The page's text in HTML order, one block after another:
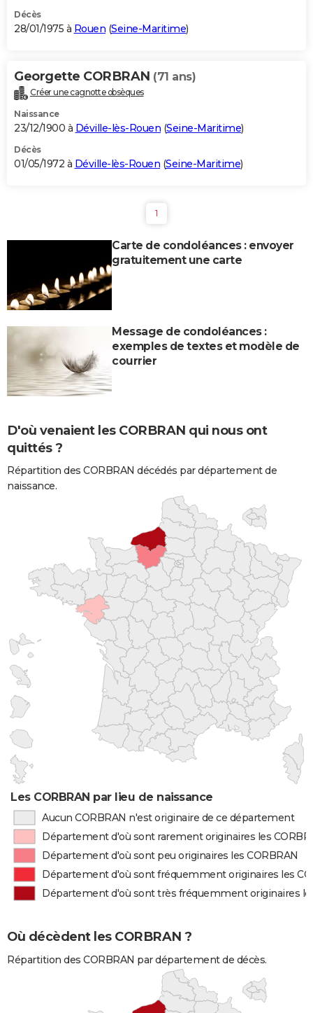
Décès
28/01/1975 à Rouen (Seine-Maritime)
Georgette CORBRAN (71 ans)
Créer une cagnotte obsèques
Naissance
23/12/1900 à Déville-lès-Rouen (Seine-Maritime)
Décès
01/05/1972 à Déville-lès-Rouen (Seine-Maritime)
1
Carte de condoléances : envoyer
gratuitement une carte
Message de condoléances :
exemples de textes et modèle de
courrier
D'où venaient les CORBRAN qui nous ont
quittés ?
Répartition des CORBRAN décédés par département de
naissance.
Les CORBRAN par lieu de naissance
Aucun CORBRAN n'est originaire de ce département
Département d'où sont rarement originaires les
Département d'où sont peu originaires les CORBRAN
Département d'où sont fréquemment originaires les
Département d'où sont très fréquemment originaires
Où décèdent les CORBRAN ?
Répartition des CORBRAN par département de décès.